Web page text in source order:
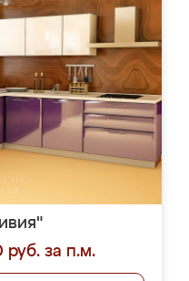
руб. за п.м.